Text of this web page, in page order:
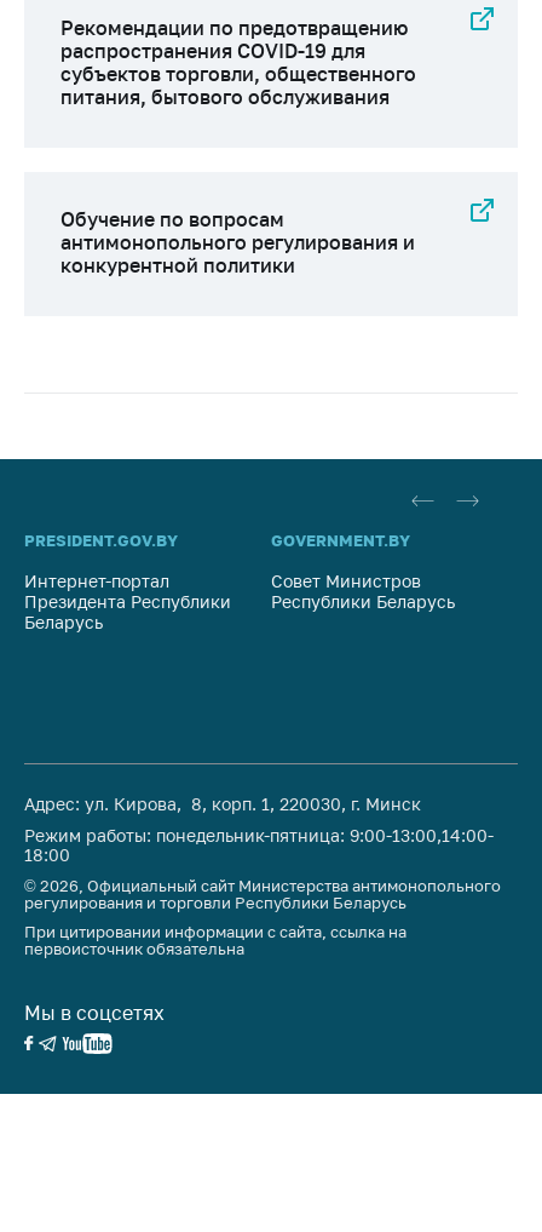
Рекомендации по предотвращению
распространения COVID-19 для
субъектов торговли, общественного
питания, бытового обслуживания
Обучение по вопросам
антимонопольного регулирования и
конкурентной политики
PRESIDENT.GOV.BY
Интернет-портал
Президента Республики
Беларусь
GOVERNMENT.BY
Совет Министров
Республики Беларусь
Адрес: ул. Кирова, 8, корп. 1, 220030, г. Минск
Режим работы: понедельник-пятница: 9:00-13:00,14:00-
18:00
© 2026, Официальный сайт Министерства антимонопольного
регулирования и торговли Республики Беларусь
При цитировании информации с сайта, ссылка на
первоисточник обязательна
Мы в соцсетях